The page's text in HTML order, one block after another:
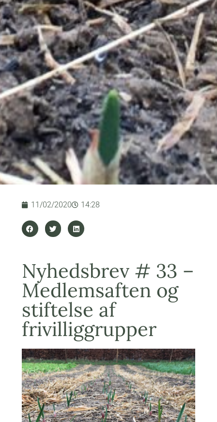
11/02/2020 14:28
Nyhedsbrev # 33 –
Medlemsaften og
stiftelse af
frivilliggrupper